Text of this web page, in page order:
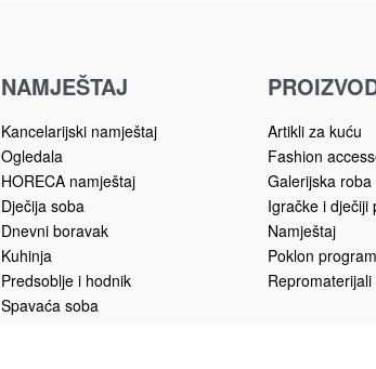
NAMJEŠTAJ
Kancelarijski namještaj
Ogledala
HORECA namještaj
Dječija soba
Dnevni boravak
Kuhinja
Predsoblje i hodnik
Spavaća soba
Artikli za kuću
Fashion
Galerijska roba
Igračke i dječiji
Namještaj
Poklon program
Repromaterijali